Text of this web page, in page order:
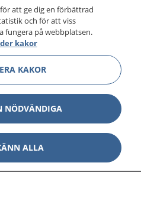
hälsa och vård
och information om
du kan kontakta.
och göra dina
1177 för
runt.
att ge dig en förbättrad
och för att viss
fungera på webbplatsen.
kakor
KAKOR
NÖDVÄNDIGA
ALLA